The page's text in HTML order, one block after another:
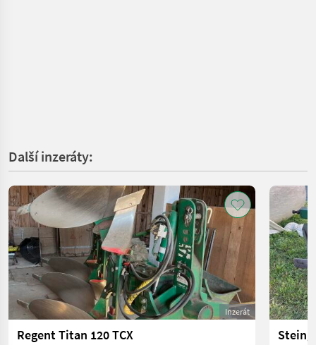
Další inzeráty:
Inzerát
Regent Titan 120 TCX